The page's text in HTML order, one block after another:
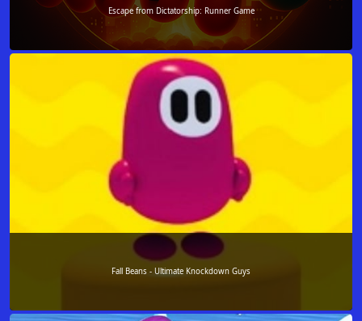
Escape from Dictatorship: Runner Game
Fall Beans - Ultimate Knockdown Guys